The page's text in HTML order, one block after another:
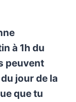
à 1h du
peuvent
jour de la
que tu